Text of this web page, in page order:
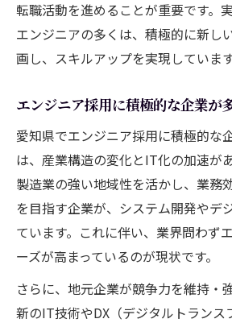
転職活動を進めることが重要です。
エンジニアの多くは、積極的に新し
画し、スキルアップを実現しています
エンジニア採用に積極的な企業が
愛知県でエンジニア採用に積極的な
は、産業構造の変化とIT化の加速が
製造業の強い地域性を活かし、業務
を目指す企業が、システム開発やデ
ています。これに伴い、業界問わず
ーズが高まっているのが現状です。
さらに、地元企業が競争力を維持・
新のIT技術やDX（デジタルトランス